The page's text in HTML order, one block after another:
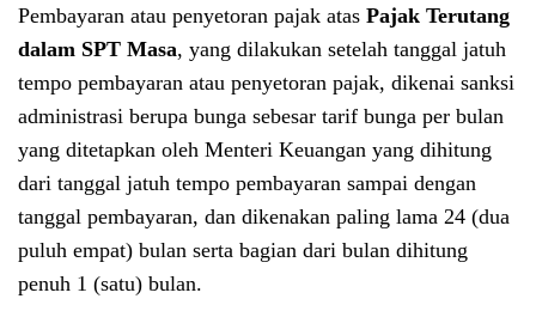
Pembayaran atau penyetoran pajak atas Pajak Terutang
dalam SPT Masa, yang dilakukan setelah tanggal jatuh
tempo pembayaran atau penyetoran pajak, dikenai sanksi
administrasi berupa bunga sebesar tarif bunga per bulan
yang ditetapkan oleh Menteri Keuangan yang dihitung
dari tanggal jatuh tempo pembayaran sampai dengan
tanggal pembayaran, dan dikenakan paling lama 24 (dua
puluh empat) bulan serta bagian dari bulan dihitung
penuh 1 (satu) bulan.